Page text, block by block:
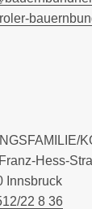
Hess-
Innsbruck
22 8 36